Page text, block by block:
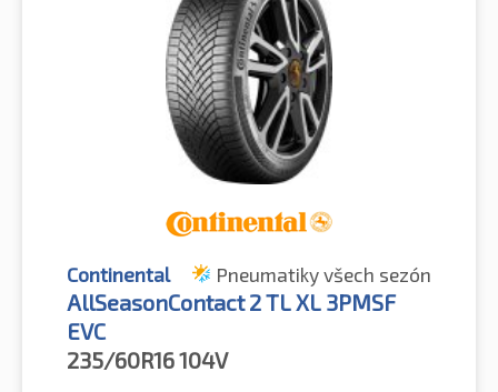
Continental Pneumatiky všech sezón
AllSeasonContact 2 TL XL 3PMSF
EVC
235/60R16104V